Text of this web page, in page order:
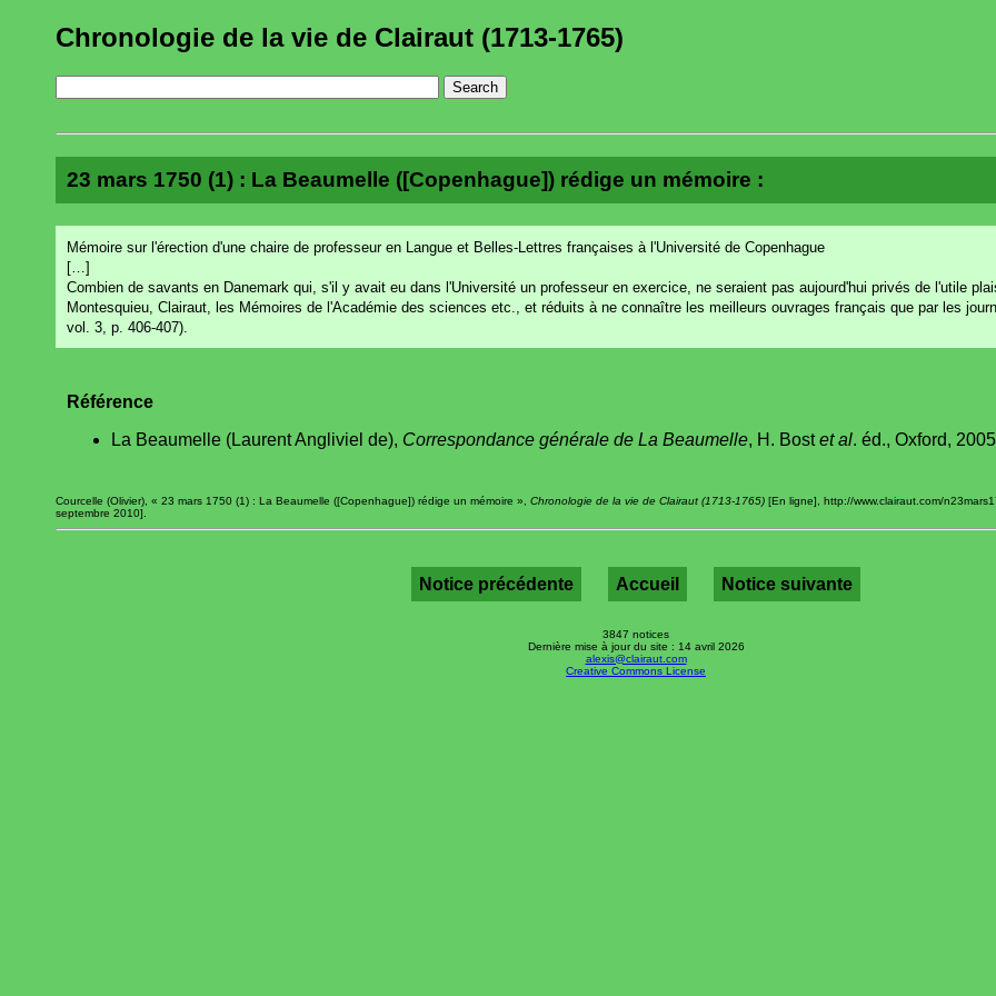
Chronologie de la vie de Clairaut (1713-1765)
23 mars 1750 (1) : La Beaumelle ([Copenhague]) rédige un mémoire :
Mémoire sur l'érection d'une chaire de professeur en Langue et Belles-Lettres françaises à l'Université de Copenhague
[…]
Combien de savants en Danemark qui, s'il y avait eu dans l'Université un professeur en exercice, ne seraient pas aujourd'hui privés de l'utile
Montesquieu, Clairaut, les Mémoires de l'Académie des sciences etc., et réduits à ne connaître les meilleurs ouvrages français que par les
vol. 3, p. 406-407).
Référence
La Beaumelle (Laurent Angliviel de), Correspondance générale de La Beaumelle, H. Bostet al. éd., Oxford,
Courcelle (Olivier), « 23 mars 1750 (1) : La Beaumelle ([Copenhague]) rédige un mémoire », Chronologie de la vie de Clairaut (1713-1765) [En ligne], http://www.clairaut.com/
septembre 2010].
Notice précédente Accueil Notice suivante
3847 notices
Dernière mise à jour du site : 14 avril 2026
alexis@clairaut.com
Creative Commons License